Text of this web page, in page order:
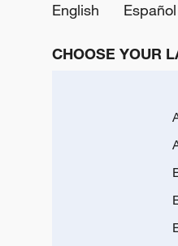
English
Español
CHOOSE YOUR